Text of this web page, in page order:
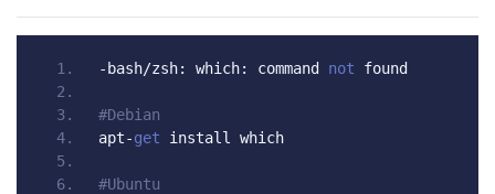
- bash/zsh: which: command not found
#Debian
apt-get install which
#Ubuntu